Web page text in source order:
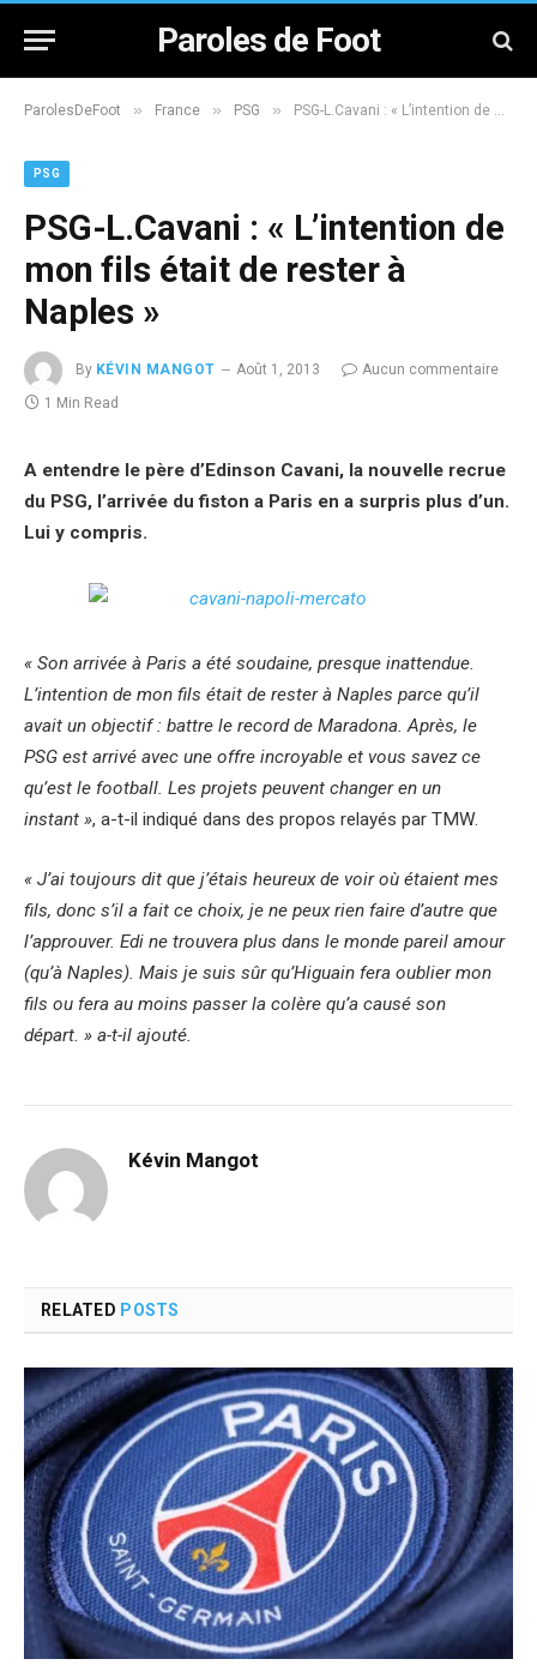
Paroles de Foot
ParolesDeFoot » France » PSG » PSG-L.Cavani : « L’intention de mon fils était de rester à Naples »
PSG
PSG-L.Cavani : « L’intention de
mon fils était de rester à
Naples »
By KÉVIN MANGOT Août 1, 2013
Aucun commentaire
1 Min Read
A entendre le père d’Edinson Cavani, la nouvelle recrue
du PSG, l’arrivée du fiston a Paris en a surpris plus d’un.
Lui y compris.
« Son arrivée à Paris a été soudaine, presque inattendue.
L’intention de mon fils était de rester à Naples parce qu’il
avait un objectif : battre le record de Maradona. Après, le
PSG est arrivé avec une offre incroyable et vous savez ce
qu’est le football. Les projets peuvent changer en un
instant », a-t-il indiqué dans des propos relayés par TMW.
« J’ai toujours dit que j’étais heureux de voir où étaient mes
fils, donc s’il a fait ce choix, je ne peux rien faire d’autre que
l’approuver. Edi ne trouvera plus dans le monde pareil amour
(qu’à Naples). Mais je suis sûr qu’Higuain fera oublier mon
fils ou fera au moins passer la colère qu’a causé son
départ. » a-t-il ajouté.
Kévin Mangot
RELATED POSTS